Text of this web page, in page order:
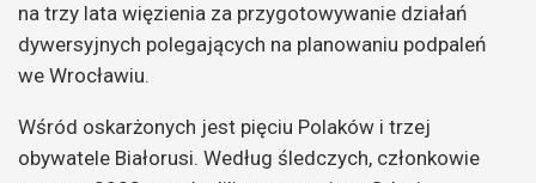
na trzy lata więzienia za przygotowywanie działań
dywersyjnych polegających na planowaniu podpaleń
we Wrocławiu.
Wśród oskarżonych jest pięciu Polaków i trzej
obywatele Białorusi. Według śledczych, członkowie